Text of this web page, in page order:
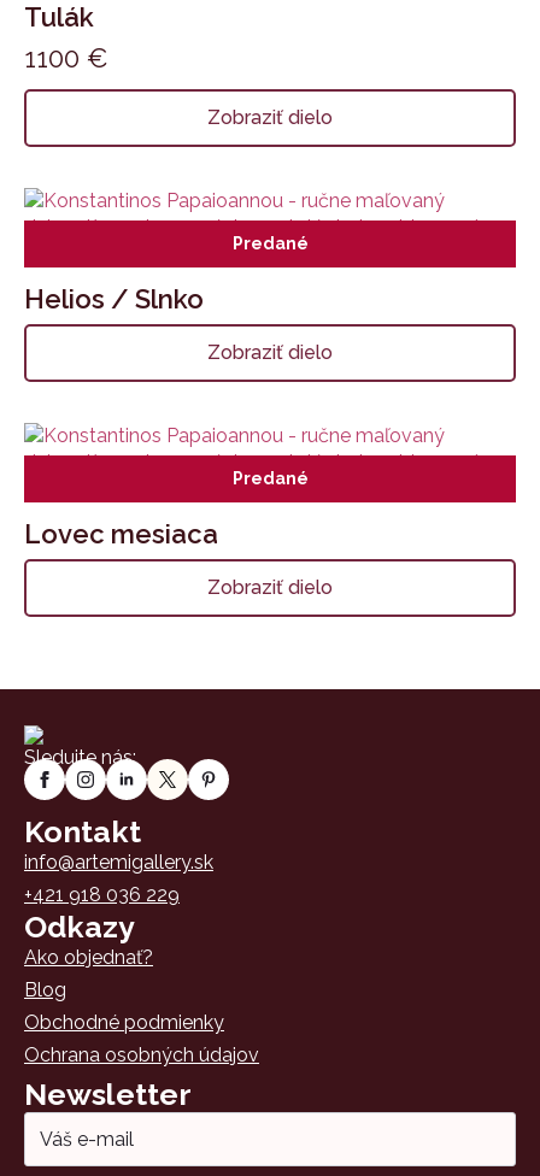
Tulák
1100 €
Zobraziť dielo
Predané
Helios / Slnko
Zobraziť dielo
Predané
Lovec mesiaca
Zobraziť dielo
Sledujte nás:
Kontakt
info@artemigallery.sk
+421 918 036 229
Odkazy
Ako objednať?
Blog
Obchodné podmienky
Ochrana osobných údajov
Newsletter
Email